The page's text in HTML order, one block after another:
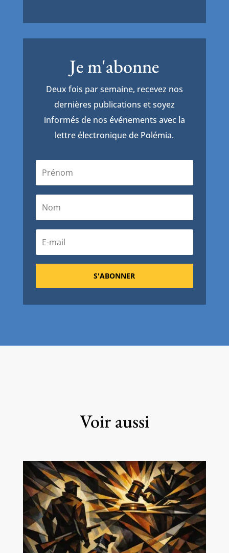
Je m'abonne
Deux fois par semaine, recevez nos
dernières publications et soyez
informés de nos événements avec la
lettre électronique de Polémia.
S'ABONNER
Voir aussi